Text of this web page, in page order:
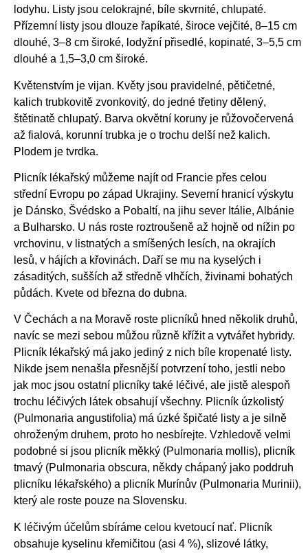
lodyhu. Listy jsou celokrajné, bíle skvrnité, chlupaté.
Přízemní listy jsou dlouze řapíkaté, široce vejčité, 8–15 cm
dlouhé, 3–8 cm široké, lodyžní přisedlé, kopinaté, 3–5,5 cm
dlouhé a 1,5–3,0 cm široké.
Květenstvím je vijan. Květy jsou pravidelné, pětičetné,
kalich trubkovitě zvonkovitý, do jedné třetiny dělený,
štětinatě chlupatý. Barva okvětní koruny je růžovočervená
až fialová, korunní trubka je o trochu delší než kalich.
Plodem je tvrdka.
Plicník lékařský můžeme najít od Francie přes celou
střední Evropu po západ Ukrajiny. Severní hranicí výskytu
je Dánsko, Švédsko a Pobaltí, na jihu sever Itálie, Albánie
a Bulharsko. U nás roste roztroušeně až hojně od nížin po
vrchovinu, v listnatých a smíšených lesích, na okrajích
lesů, v hájích a křovinách. Daří se mu na kyselých i
zásaditých, sušších až středně vlhčích, živinami bohatých
půdách. Kvete od března do dubna.
V Čechách a na Moravě roste plicníků hned několik druhů,
navíc se mezi sebou můžou různě křížit a vytvářet hybridy.
Plicník lékařský má jako jediný z nich bíle kropenaté listy.
Nikde jsem nenašla přesnější potvrzení toho, jestli nebo
jak moc jsou ostatní plicníky také léčivé, ale jistě alespoň
trochu léčivých látek obsahují všechny. Plicník úzkolistý
(Pulmonaria angustifolia) má úzké špičaté listy a je silně
ohroženým druhem, proto ho nesbírejte. Vzhledově velmi
podobné si jsou plicník měkký (Pulmonaria mollis), plicník
tmavý (Pulmonaria obscura, někdy chápaný jako poddruh
plicníku lékařského) a plicník Murínův (Pulmonaria Murinii),
který ale roste pouze na Slovensku.
K léčivým účelům sbíráme celou kvetoucí nať. Plicník
obsahuje kyselinu křemičitou (asi 4 %), slizové látky,